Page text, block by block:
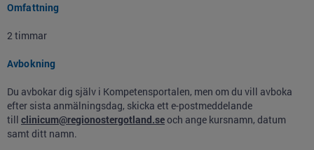
Omfattning
2 timmar
Avbokning
Du avbokar dig själv i Kompetensportalen, men om du vill avboka
efter sista anmälningsdag, skicka ett e-postmeddelande
till clinicum@regionostergotland.seoch ange kursnamn, datum
samt ditt namn.